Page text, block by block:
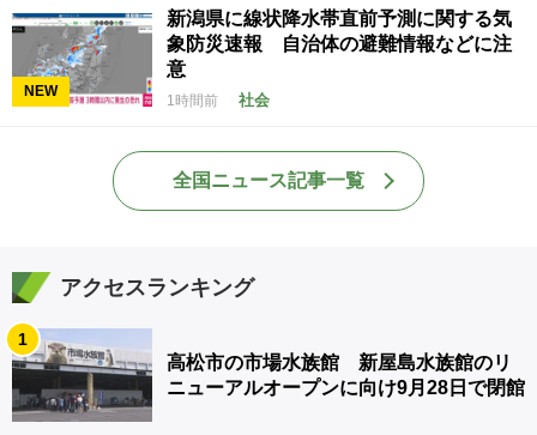
NEW
新潟県に線状降水帯直前予測に関する気
象防災速報 自治体の避難情報などに注
意
1時間前 社会
全国ニュース記事一覧
アクセスランキング
1
高松市の市場水族館 新屋島水族館のリ
ニューアルオープンに向け9月28日で閉館